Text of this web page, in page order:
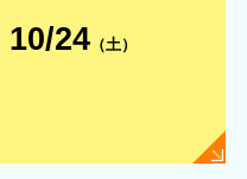
10/24（土）